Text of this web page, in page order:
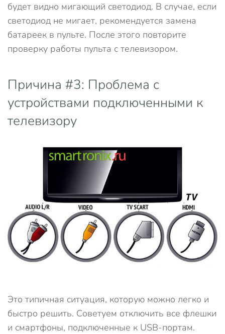
будет видно мигающий светодиод. В случае, если
светодиод не мигает, рекомендуется замена
батареек в пульте. После этого повторите
проверку работы пульта с телевизором.
Причина #3: Проблема с
устройствами подключенными к
телевизору
Это типичная ситуация, которую можно легко и
быстро решить. Советуем отключить все флешки
и смартфоны, подключенные к USB-портам.